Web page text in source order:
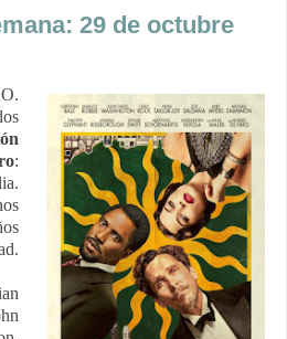
29 de octubre
: